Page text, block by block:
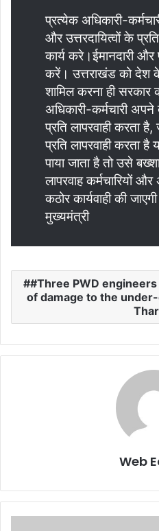
प्रत्येक अधिकारी-
और उत्तरदायित्वों के
कार्य करे।ईमानदारी और
करें। उत्तराखंड को देश
शामिल करना ही सरकार
अधिकारी-कर्मचारी अपने
प्रति लापरवाही करता
प्रति लापरवाही करता है
पाया जाता है तो उसे
लापरवाह कर्मचारियों
कठोर कार्यवाही की
मुख्यमंत्री
#Three PWD
of damage to the
Web